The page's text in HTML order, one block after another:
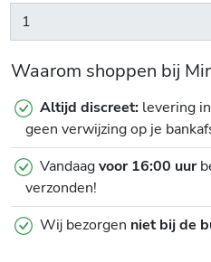
Waarom shoppen bij
Altijd discreet: levering
geen verwijzing op je
Vandaagvoor 16:00 uur
verzonden!
Wij bezorgen niet bij de